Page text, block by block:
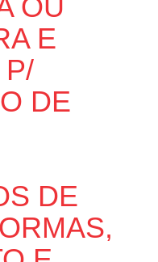
OU
E
P/
DE
DE